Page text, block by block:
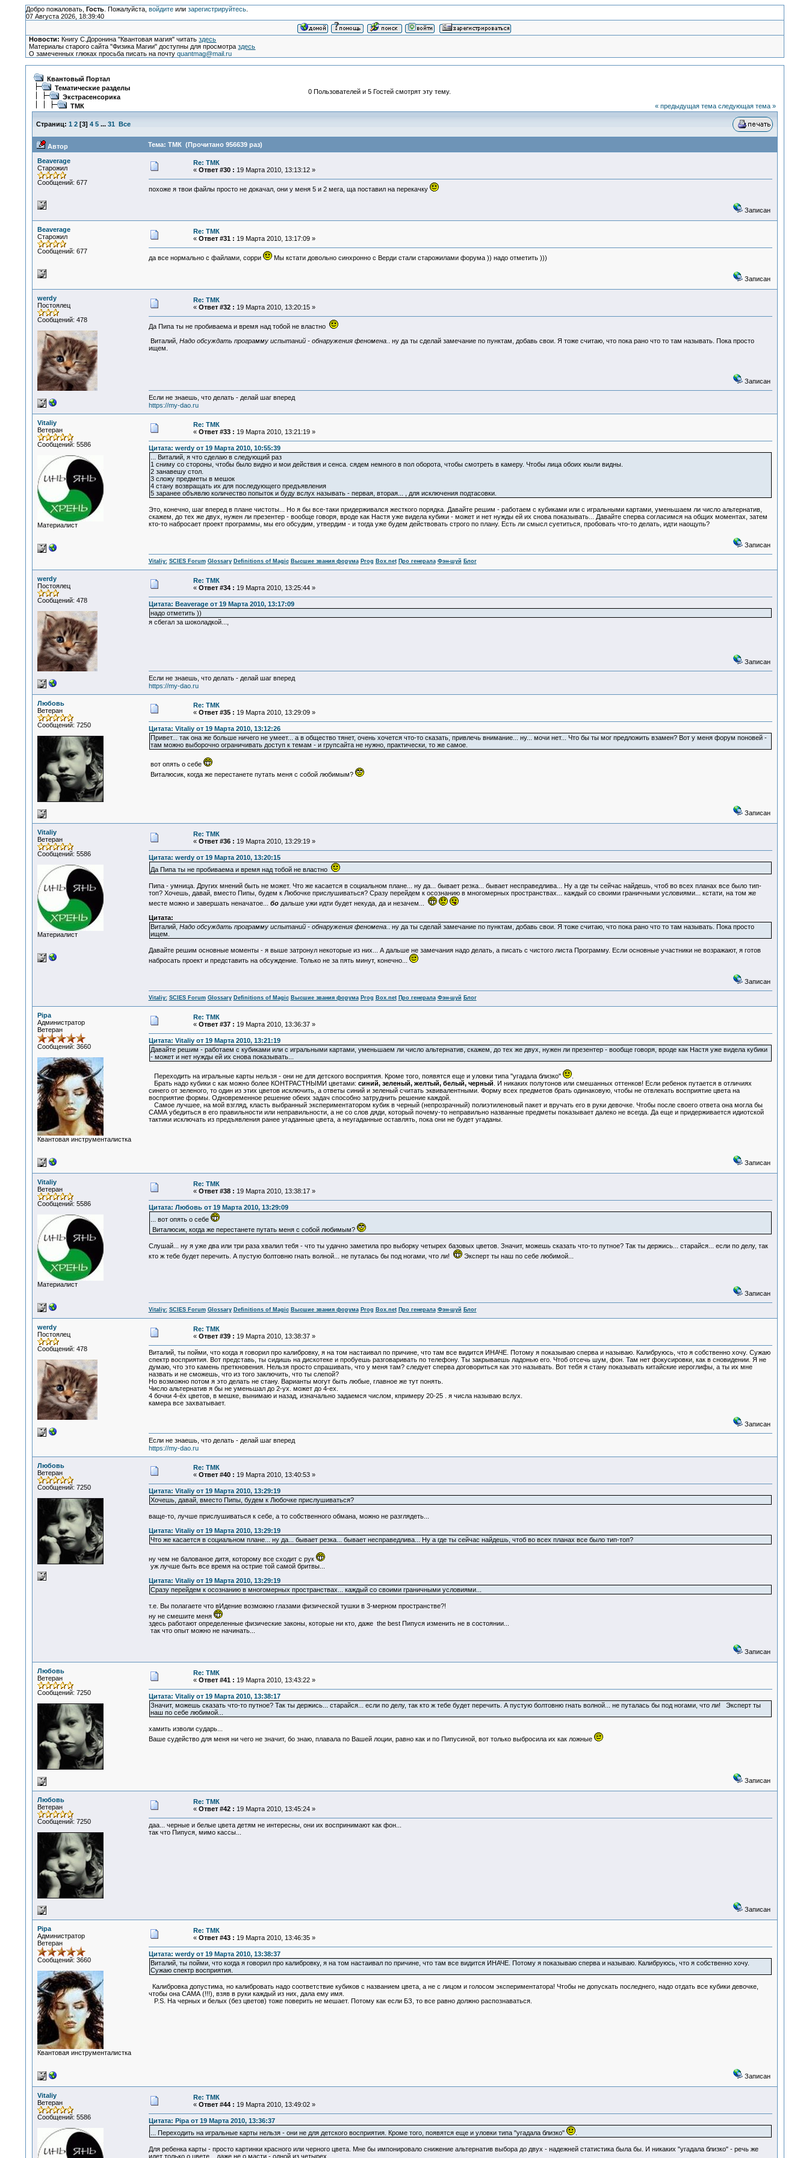
Добро пожаловать, Гость. Пожалуйста, войдитеили зарегистрируйтесь.
07 Августа 2026, 18:39:40
Новости: Книгу С.Доронина "Квантовая магия" читатьздесь
Материалы старого сайта "Физика Магии" доступны для просмотраздесь
О замеченных глюках просьба писать на почтуquantmag@mail.ru
Квантовый Портал
Тематические разделы
Экстрасенсорика
ТМК
0 Пользователей и 5 Гостей смотрят эту тему.
« предыдущая тема следующая тема »
Страниц: 1 2[3] 4 5 ... 31 Все
Автор Тема: ТМК (Прочитано 956639 раз)
Beaverage
Старожил
Сообщений: 677
Re: ТМК
« Ответ #30 : 19 Марта 2010, 13:13:12 »
похоже я твои файлы просто не докачал, они у меня 5 и 2 мега, ща поставил на перекачку
Записан
Beaverage
Старожил
Сообщений: 677
Re: ТМК
« Ответ #31 : 19 Марта 2010, 13:17:09 »
да все нормально с файлами, сорри Мы кстати довольно синхронно с Верди стали старожилами форума )) надо отметить )))
Записан
werdy
Постоялец
Сообщений: 478
Re: ТМК
« Ответ #32 : 19 Марта 2010, 13:20:15 »
Да Пипа ты не пробиваема и время над тобой не властно
Виталий, Надо обсуждать программу испытаний - обнаружения феномена.
. ну да ты сделай замечание по пунктам, добавь свои. Я тоже считаю, что пока рано что то там называть. Пока просто
ищем.
Записан
Если не знаешь, что делать - делай шаг вперед
https://my-dao.ru
Vitaliy
Ветеран
Сообщений: 5586
Материалист
Re: ТМК
« Ответ #33 : 19 Марта 2010, 13:21:19 »
Цитата: werdy от 19 Марта 2010, 10:55:39
... Виталий, я что сделаю в следующий раз
1 сниму со стороны, чтобы было видно и мои действия и сенса. сядем немного в пол оборота, чтобы смотреть в камеру. Чтобы лица обоих юыли видны.
2 занавешу стол.
3 сложу предметы в мешок
4 стану возвращать их для последующего предъявления
5 заранее объявлю количество попыток и буду вслух называть - первая, вторая... , для исключения подтасовки.
Это, конечно, шаг вперед в плане чистоты... Но я бы все-таки придерживался жесткого порядка. Давайте решим - работаем с кубиками или с игральными картами, уменьшаем ли число альтернатив,
скажем, до тех же двух, нужен ли презентер - вообще говоря, вроде как Настя уже видела кубики - может и нет нужды ей их снова показывать... Давайте сперва согласимся на общих моментах, затем
кто-то набросает проект программы, мы его обсудим, утвердим - и тогда уже будем действовать строго по плану. Есть ли смысл суетиться, пробовать что-то делать, идти наощупь?
Записан
Vitaliy: SCIES Forum Glossary Definitions of Magic Высшие звания форума Prog Box.net Про генерала Фэн-шуй Блог
werdy
Постоялец
Сообщений: 478
Re: ТМК
« Ответ #34 : 19 Марта 2010, 13:25:44 »
Цитата: Beaverage от 19 Марта 2010, 13:17:09
надо отметить ))
я сбегал за шоколадкой...,
Записан
Если не знаешь, что делать - делай шаг вперед
https://my-dao.ru
Любовь
Ветеран
Сообщений: 7250
Re: ТМК
« Ответ #35 : 19 Марта 2010, 13:29:09 »
Цитата: Vitaliy от 19 Марта 2010, 13:12:26
Привет... так она же больше ничего не умеет... а в общество тянет, очень хочется что-то сказать, привлечь внимание... ну... мочи нет... Что бы ты мог предложить взамен? Вот у меня форум поновей -
там можно выборочно ограничивать доступ к темам - и групсайта не нужно, практически, то же самое.
вот опять о себе
Виталюсик, когда же перестанете путать меня с собой любимым?
Записан
Vitaliy
Ветеран
Сообщений: 5586
Материалист
Re: ТМК
« Ответ #36 : 19 Марта 2010, 13:29:19 »
Цитата: werdy от 19 Марта 2010, 13:20:15
Да Пипа ты не пробиваема и время над тобой не властно
Пипа - умница. Других мнений быть не может. Что же касается в социальном плане... ну да... бывает резка... бывает несправедлива... Ну а где ты сейчас найдешь, чтоб во всех планах все было тип-
топ? Хочешь, давай, вместо Пипы, будем к Любочке прислушиваться? Сразу перейдем к осознанию в многомерных пространствах... каждый со своими граничными условиями... кстати, на том же
месте можно и завершать неначатое... бодальше ужи идти будет некуда, да и незачем...
Цитата:
Виталий, Надо обсуждать программу испытаний - обнаружения феномена.
. ну да ты сделай замечание по пунктам, добавь свои. Я тоже считаю, что пока рано что то там называть. Пока просто
ищем.
Давайте решим основные моменты - я выше затронул некоторые из них... А дальше не замечания надо делать, а писать с чистого листа Программу. Если основные участники не возражают, я готов
набросать проект и представить на обсуждение. Только не за пять минут, конечно...
Записан
Vitaliy: SCIES Forum Glossary Definitions of Magic Высшие звания форума Prog Box.net Про генерала Фэн-шуй Блог
Pipa
Администратор
Ветеран
Сообщений: 3660
Квантовая инструменталистка
Re: ТМК
« Ответ #37 : 19 Марта 2010, 13:36:37 »
Цитата: Vitaliy от 19 Марта 2010, 13:21:19
Давайте решим - работаем с кубиками или с игральными картами, уменьшаем ли число альтернатив, скажем, до тех же двух, нужен ли презентер - вообще говоря, вроде как Настя уже видела кубики
- может и нет нужды ей их снова показывать...
Переходить на игральные карты нельзя - они не для детского восприятия. Кроме того, появятся еще и уловки типа "угадала близко"
.
Брать надо кубики с как можно более КОНТРАСТНЫМИ цветами: синий, зеленый, желтый, белый, черный . И никаких полутонов или смешанных оттенков! Если ребенок путается в отличиях
синего от зеленого, то один из этих цветов исключить, а ответы синий и зеленый считать эквивалентными. Форму всех предметов брать одинаковую, чтобы не отвлекать восприятие цвета на
восприятие формы. Одновременное решение обеих задач способно затруднить решение каждой.
Самое лучшее, на мой взгляд, класть выбранный экспериментатором кубик в черный (непрозрачный) полиэтиленовый пакет и вручать его в руки девочке. Чтобы после своего ответа она могла бы
САМА убедиться в его правильности или неправильности, а не со слов дяди, который почему-то неправильно названные предметы показывает далеко не всегда. Да еще и придерживается идиотской
тактики исключать из предъявления ранее угаданные цвета, а неугаданные оставлять, пока они не будет угаданы.
Записан
Vitaliy
Ветеран
Сообщений: 5586
Материалист
Re: ТМК
« Ответ #38 : 19 Марта 2010, 13:38:17 »
Цитата: Любовь от 19 Марта 2010, 13:29:09
... вот опять о себе
Виталюсик, когда же перестанете путать меня с собой любимым?
Слушай... ну я уже два или три раза хвалил тебя - что ты удачно заметила про выборку четырех базовых цветов. Значит, можешь сказать что-то путное? Так ты держись... старайся... если по делу, так
кто ж тебе будет перечить. А пустую болтовню гнать волной... не путалась бы под ногами, что ли!
Эксперт ты наш по себе любимой...
Записан
Vitaliy: SCIES Forum Glossary Definitions of Magic Высшие звания форума Prog Box.net Про генерала Фэн-шуй Блог
werdy
Постоялец
Сообщений: 478
Re: ТМК
« Ответ #39 : 19 Марта 2010, 13:38:37 »
Виталий, ты пойми, что когда я говорил про калибровку, я на том настаивал по причине, что там все видится ИНАЧЕ. Потому я показываю сперва и называю. Калибруюсь, что я собственно хочу. Сужаю
спектр восприятия. Вот представь, ты сидишь на дискотеке и пробуешь разговаривать по телефону. Ты закрываешь ладонью его. Чтоб отсечь шум, фон. Там нет фокусировки, как в сновидении. Я не
думаю, что это камень преткновения. Нельзя просто спрашивать, что у меня там? следует сперва договориться как это называть. Вот тебя я стану показывать китайские иероглифы, а ты их мне
назвать и не сможешь, что из того заключить, что ты слепой?
Но возможно потом я это делать не стану. Варианты могут быть любые, главное же тут понять.
Число альтернатив я бы не уменьшал до 2-ух. может до 4-ех.
4 бочки 4-ёх цветов, в мешке, вынимаю и назад, изначально задаемся числом, кпримеру 20-25 . я числа называю вслух.
камера все захватывает.
Записан
Если не знаешь, что делать - делай шаг вперед
https://my-dao.ru
Любовь
Ветеран
Сообщений: 7250
Re: ТМК
« Ответ #40 : 19 Марта 2010, 13:40:53 »
Цитата: Vitaliy от 19 Марта 2010, 13:29:19
Хочешь, давай, вместо Пипы, будем к Любочке прислушиваться?
ваще-то, лучше прислушиваться к себе, а то собственного обмана, можно не разглядеть...
Цитата: Vitaliy от 19 Марта 2010, 13:29:19
Что же касается в социальном плане... ну да... бывает резка... бывает несправедлива... Ну а где ты сейчас найдешь, чтоб во всех планах все было тип-топ?
ну чем не балованое дитя, которому все сходит с рук
уж лучше быть все время на острие той самой бритвы...
Цитата: Vitaliy от 19 Марта 2010, 13:29:19
Сразу перейдем к осознанию в многомерных пространствах... каждый со своими граничными условиями...
т.е. Вы полагаете что вИдение возможно глазами физической тушки в 3-мерном пространстве?!
ну не смешите меня
здесь работают определенные физические законы, которые ни кто, даже the best Пипуся изменить не в состоянии...
так что опыт можно не начинать...
Записан
Любовь
Ветеран
Сообщений: 7250
Re: ТМК
« Ответ #41 : 19 Марта 2010, 13:43:22 »
Цитата: Vitaliy от 19 Марта 2010, 13:38:17
Значит, можешь сказать что-то путное? Так ты держись... старайся... если по делу, так кто ж тебе будет перечить. А пустую болтовню гнать волной... не путалась бы под ногами, что ли! Эксперт ты
наш по себе любимой...
хамить изволи сударь...
Ваше судейство для меня ни чего не значит, бо знаю, плавала по Вашей лоции, равно как и по Пипусиной, вот только выбросила их как ложные
Записан
Любовь
Ветеран
Сообщений: 7250
Re: ТМК
« Ответ #42 : 19 Марта 2010, 13:45:24 »
даа... черные и белые цвета детям не интересны, они их воспринимают как фон...
так что Пипуся, мимо кассы...
Записан
Pipa
Администратор
Ветеран
Сообщений: 3660
Квантовая инструменталистка
Re: ТМК
« Ответ #43 : 19 Марта 2010, 13:46:35 »
Цитата: werdy от 19 Марта 2010, 13:38:37
Виталий, ты пойми, что когда я говорил про калибровку, я на том настаивал по причине, что там все видится ИНАЧЕ. Потому я показываю сперва и называю. Калибруюсь, что я собственно хочу.
Сужаю спектр восприятия.
Калибровка допустима, но калибровать надо соответствие кубиков с названием цвета, а не с лицом и голосом экспериментатора! Чтобы не допускать последнего, надо отдать все кубики девочке,
чтобы она САМА (!!!), взяв в руки каждый из них, дала ему имя.
P.S. На черных и белых (без цветов) тоже поверить не мешает. Потому как если БЗ, то все равно должно распознаваться.
Записан
Vitaliy
Ветеран
Сообщений: 5586
Re: ТМК
« Ответ #44 : 19 Марта 2010, 13:49:02 »
Цитата: Pipa от 19 Марта 2010, 13:36:37
... Переходить на игральные карты нельзя - они не для детского восприятия. Кроме того, появятся еще и уловки типа "угадала близко"
.
Для ребенка карты - просто картинки красного или черного цвета. Мне бы импонировало снижение альтернатив выбора до двух - надежней статистика была бы. И никаких "угадала близко" - речь же
идет только о цвете... даже не о масти - одной из четырех.